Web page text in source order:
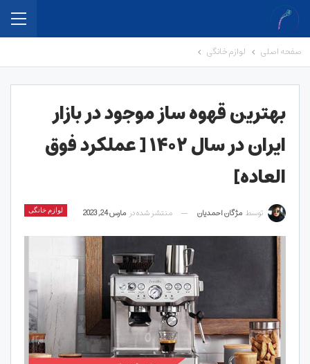
صفحه اصلی لوازم خانگی
بهترین قهوه ساز موجود در بازار
ایران در سال ۱۴۰۲ [ عملکرد فوق
العاده]
لوازم خانگی توسط مژگان احمدیان منتشر شده در مارس 24, 2023